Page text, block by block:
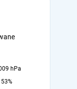
hPa
53%